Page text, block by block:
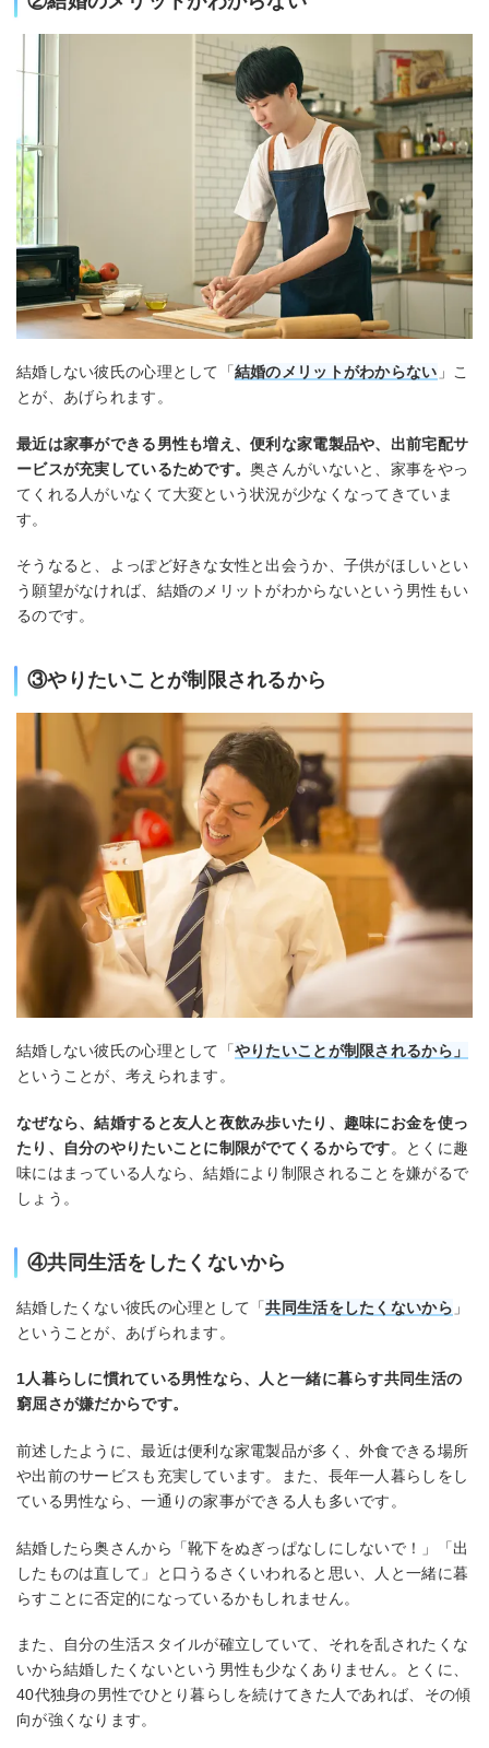
結婚しない彼氏の心理として「結婚のメリットがわからない 」こ
とが、あげられます。
最近は家事ができる男性も増え、便利な家電製品や、出前宅配サ
ービスが充実しているためです。奥さんがいないと、家事をやっ
てくれる人がいなくて大変という状況が少なくなってきていま
す。
そうなると、よっぽど好きな女性と出会うか、子供がほしいとい
う願望がなければ、結婚のメリットがわからないという男性もい
るのです。
③やりたいことが制限されるから
結婚しない彼氏の心理として「やりたいことが制限されるから」
ということが、考えられます。
なぜなら、結婚すると友人と夜飲み歩いたり、趣味にお金を使っ
たり、自分のやりたいことに制限がでてくるからです。とくに趣
味にはまっている人なら、結婚により制限されることを嫌がるで
しょう。
④共同生活をしたくないから
結婚したくない彼氏の心理として「共同生活をしたくないから 」
ということが、あげられます。
1人暮らしに慣れている男性なら、人と一緒に暮らす共同生活の
窮屈さが嫌だからです。
前述したように、最近は便利な家電製品が多く、外食できる場所
や出前のサービスも充実しています。また、長年一人暮らしをし
ている男性なら、一通りの家事ができる人も多いです。
結婚したら奥さんから「靴下をぬぎっぱなしにしないで！」「出
したものは直して」と口うるさくいわれると思い、人と一緒に暮
らすことに否定的になっているかもしれません。
また、自分の生活スタイルが確立していて、それを乱されたくな
いから結婚したくないという男性も少なくありません。とくに、
40代独身の男性でひとり暮らしを続けてきた人であれば、その傾
向が強くなります。